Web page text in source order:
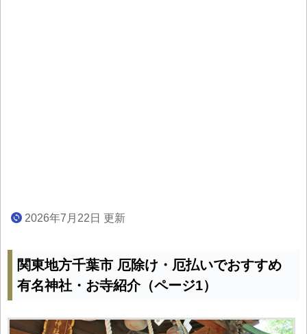
2026年7月22日 更新
関東地方千葉市 厄除け・厄払いでおすすめ
有名神社・お寺紹介（ページ1）